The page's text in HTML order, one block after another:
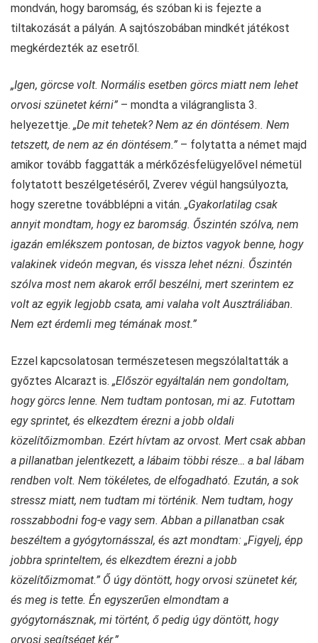
mondván, hogy baromság, és szóban ki is fejezte a
tiltakozását a pályán. A sajtószobában mindkét játékost
megkérdezték az esetről.
„Igen, görcse volt. Normális esetben görcs miatt nem lehet
orvosi szünetet kérni” – mondta a világranglista 3.
helyezettje. „De mit tehetek? Nem az én döntésem. Nem
tetszett, de nem az én döntésem.” – folytatta a német majd
amikor tovább faggatták a mérkőzésfelügyelővel németül
folytatott beszélgetéséről, Zverev végül hangsúlyozta,
hogy szeretne továbblépni a vitán. „Gyakorlatilag csak
annyit mondtam, hogy ez baromság. Őszintén szólva, nem
igazán emlékszem pontosan, de biztos vagyok benne, hogy
valakinek videón megvan, és vissza lehet nézni. Őszintén
szólva most nem akarok erről beszélni, mert szerintem ez
volt az egyik legjobb csata, ami valaha volt Ausztráliában.
Nem ezt érdemli meg témának most.”
Ezzel kapcsolatosan természetesen megszólaltatták a
győztes Alcarazt is. „Először egyáltalán nem gondoltam,
hogy görcs lenne. Nem tudtam pontosan, mi az. Futottam
egy sprintet, és elkezdtem érezni a jobb oldali
közelítőizmomban. Ezért hívtam az orvost. Mert csak abban
a pillanatban jelentkezett, a lábaim többi része… a bal lábam
rendben volt. Nem tökéletes, de elfogadható. Ezután, a sok
stressz miatt, nem tudtam mi történik. Nem tudtam, hogy
rosszabbodni fog-e vagy sem. Abban a pillanatban csak
beszéltem a gyógytornásszal, és azt mondtam: „Figyelj, épp
jobbra sprinteltem, és elkezdtem érezni a jobb
közelítőizmomat.” Ő úgy döntött, hogy orvosi szünetet kér,
és meg is tette. Én egyszerűen elmondtam a
gyógytornásznak, mi történt, ő pedig úgy döntött, hogy
orvosi segítséget kér.”